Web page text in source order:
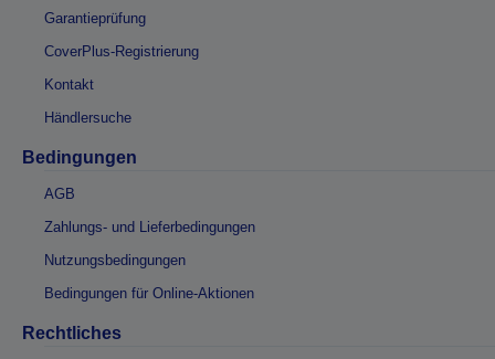
Garantieprüfung
CoverPlus-Registrierung
Kontakt
Händlersuche
Bedingungen
AGB
Zahlungs- und Lieferbedingungen
Nutzungsbedingungen
Bedingungen für Online-Aktionen
Rechtliches